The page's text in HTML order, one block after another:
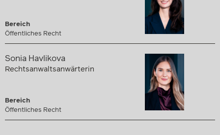
Bereich
Öffentliches Recht
Sonia Havlikova
Rechtsanwaltsanwärterin
Bereich
Öffentliches Recht